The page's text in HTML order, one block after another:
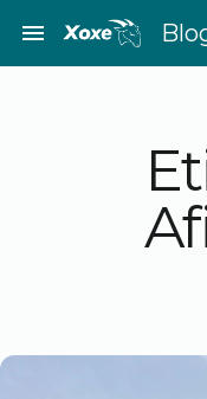
contenido
menu